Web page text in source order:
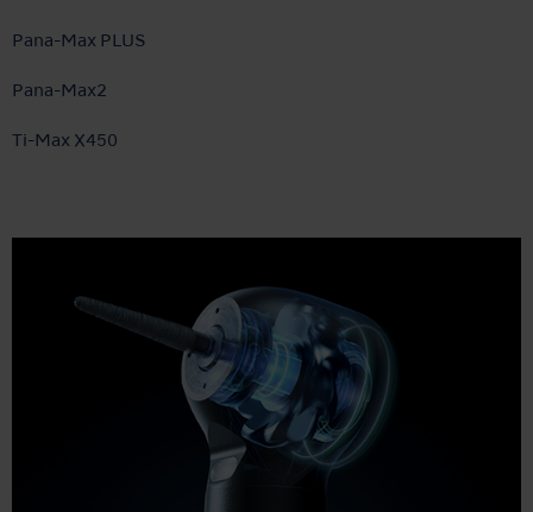
Pana-Max PLUS
Pana-Max2
Ti-Max X450